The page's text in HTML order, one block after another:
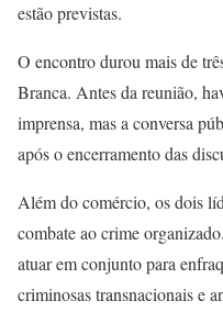
estão previstas.
O encontro durou mais de
Branca. Antes da reunião,
imprensa, mas a conversa
após o encerramento das
Além do comércio, os dois
combate ao crime
atuar em conjunto para
criminosas transnacionais e